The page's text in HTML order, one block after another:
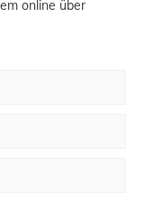
online über